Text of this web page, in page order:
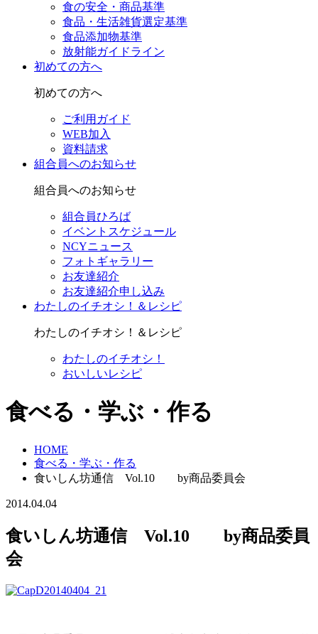
食の安全・商品基準
食品・生活雑貨選定基準
食品添加物基準
放射能ガイドライン
初めての方へ
初めての方へ
ご利用ガイド
WEB加入
資料請求
組合員へのお知らせ
組合員へのお知らせ
組合員ひろば
イベントスケジュール
NCYニュース
フォトギャラリー
お友達紹介
お友達紹介申し込み
わたしのイチオシ！＆レシピ
わたしのイチオシ！＆レシピ
わたしのイチオシ！
おいしいレシピ
食べる・学ぶ・作る
HOME
食べる・学ぶ・作る
食いしん坊通信 Vol.10 by商品委員会
2014.04.04
食いしん坊通信 Vol.10 by商品委員
会